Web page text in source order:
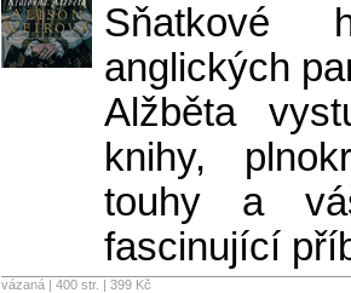
Sňatkové
anglických
Alžběta
knihy,
touhy a
fascinující
vázaná | 400 str. | 399 Kč